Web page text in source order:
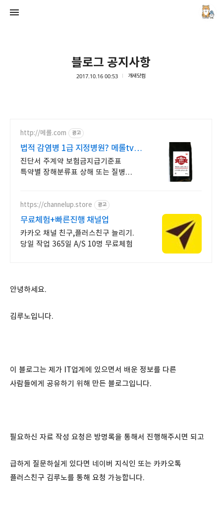
블로그 공지사항
2017.10.16 00:53 개새닷컴
http://메롤.com 광고
법적 감염병 1급 지정병원? 메롤tv
쇼핑몰 메롤커피머신
진단서 주계약 보험금지급기준표
특약별 장해분류표 상해 또는 질병
https://channelup.store 광고
무료체험+빠른진행 채널업
카카오 채널 친구,플러스친구 늘리기.
당일 작업 365일 A/S 10명 무료체험
안녕하세요.
김루노입니다.
이 블로그는 제가 IT업계에 있으면서 배운 정보를 다른
사람들에게 공유하기 위해 만든 블로그입니다.
필요하신 자료 작성 요청은 방명록을 통해서 진행해주시면 되고
급하게 질문하실게 있다면 네이버 지식인 또는 카카오톡
플러스친구 김루노를 통해 요청 가능합니다.